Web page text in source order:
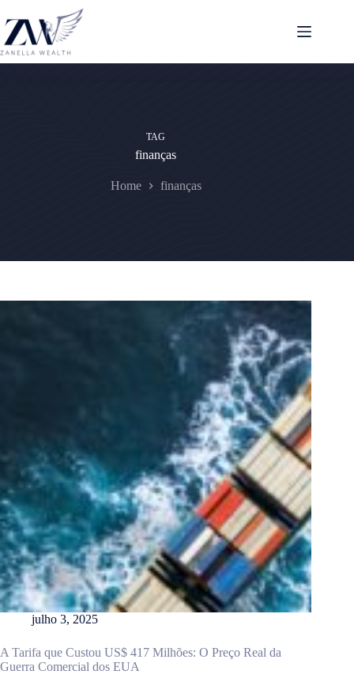
para
conteúdo
TAG
finanças
Home finanças
julho 3, 2025
A Tarifa que Custou US$ 417 Milhões: O Preço Real da
Guerra Comercial dos EUA